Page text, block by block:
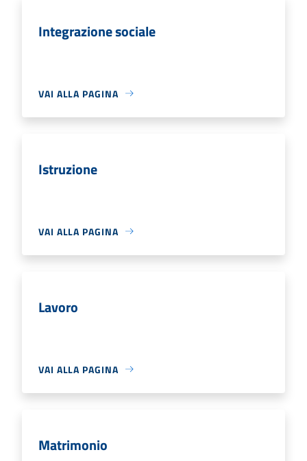
Integrazione sociale
VAI ALLA PAGINA
Istruzione
VAI ALLA PAGINA
Lavoro
VAI ALLA PAGINA
Matrimonio